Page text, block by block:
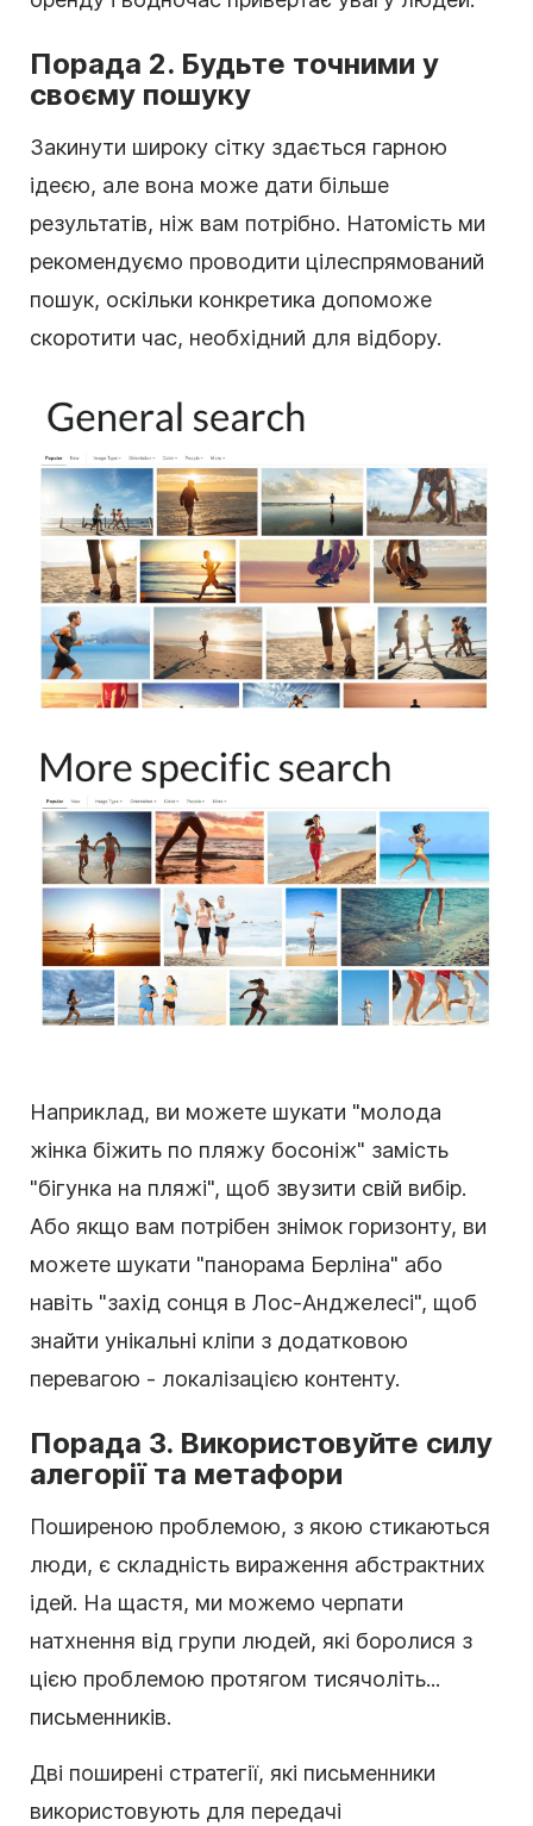
Порада 2. Будьте точними у
своєму пошуку
Закинути широку сітку здається гарною
ідеєю, але вона може дати більше
результатів, ніж вам потрібно. Натомість ми
рекомендуємо проводити цілеспрямований
пошук, оскільки конкретика допоможе
скоротити час, необхідний для відбору.
Наприклад, ви можете шукати "молода
жінка біжить по пляжу босоніж" замість
"бігунка на пляжі", щоб звузити свій вибір.
Або якщо вам потрібен знімок горизонту, ви
можете шукати "панорама Берліна" або
навіть "захід сонця в Лос-Анджелесі", щоб
знайти унікальні кліпи з додатковою
перевагою - локалізацією контенту.
Порада 3. Використовуйте силу
алегорії та метафори
Поширеною проблемою, з якою стикаються
люди, є складність вираження абстрактних
ідей. На щастя, ми можемо черпати
натхнення від групи людей, які боролися з
цією проблемою протягом тисячоліть...
письменників.
Дві поширені стратегії, які письменники
використовують для передачі